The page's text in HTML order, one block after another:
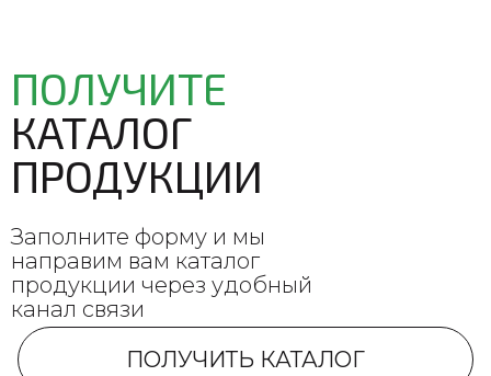
Заполните форму и мы
направим вам каталог
продукции через удобный
канал связи
ПОЛУЧИТЕ
КАТАЛОГ
ПРОДУКЦИИ
ПОЛУЧИТЬ КАТАЛОГ